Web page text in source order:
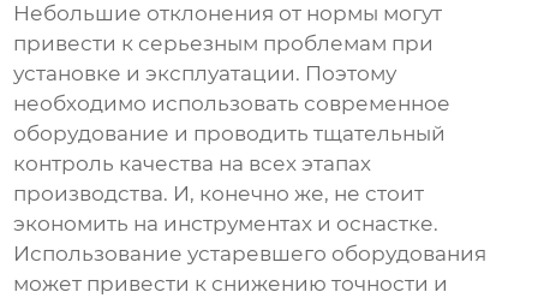
Небольшие отклонения от нормы могут
привести к серьезным проблемам при
установке и эксплуатации. Поэтому
необходимо использовать современное
оборудование и проводить тщательный
контроль качества на всех этапах
производства. И, конечно же, не стоит
экономить на инструментах и оснастке.
Использование устаревшего оборудования
может привести к снижению точности и